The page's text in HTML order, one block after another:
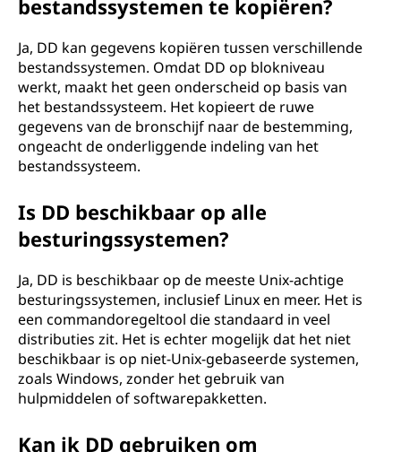
bestandssystemen te kopiëren?
Ja, DD kan gegevens kopiëren tussen verschillende
bestandssystemen. Omdat DD op blokniveau
werkt, maakt het geen onderscheid op basis van
het bestandssysteem. Het kopieert de ruwe
gegevens van de bronschijf naar de bestemming,
ongeacht de onderliggende indeling van het
bestandssysteem.
Is DD beschikbaar op alle
besturingssystemen?
Ja, DD is beschikbaar op de meeste Unix-achtige
besturingssystemen, inclusief Linux en meer. Het is
een commandoregeltool die standaard in veel
distributies zit. Het is echter mogelijk dat het niet
beschikbaar is op niet-Unix-gebaseerde systemen,
zoals Windows, zonder het gebruik van
hulpmiddelen of softwarepakketten.
Kan ik DD gebruiken om